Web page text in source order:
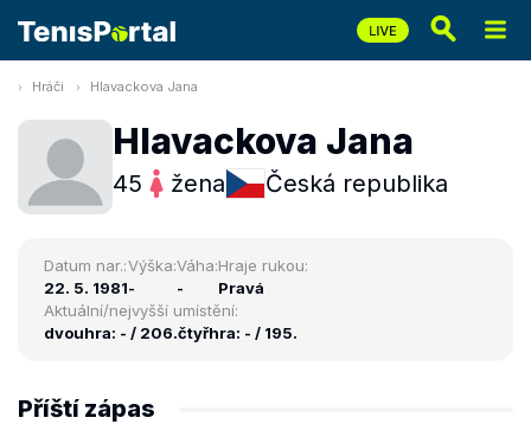
Hráči Hlavackova Jana
Hlavackova Jana
45 žena Česká republika
Datum nar.:
22. 5. 1981
Výška:
-
Váha:
-
Hraje rukou:
Pravá
Aktuální/nejvyšší umístění:
dvouhra: - / 206.čtyřhra: - / 195.
Příští zápas